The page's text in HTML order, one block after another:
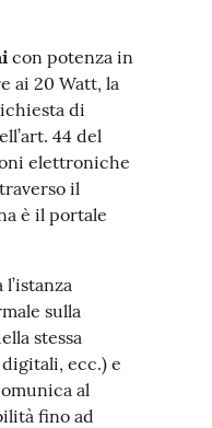
con potenza in
ai 20 Watt, la
di
44 del
elettroniche
il
è il portale
sulla
stessa
ecc.) e
al
fino ad